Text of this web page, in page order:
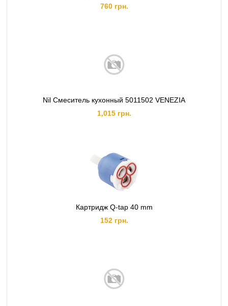
760 грн.
Nil Смеситель кухонный 5011502 VENEZIA
1,015 грн.
Картридж Q-tap 40 mm
152 грн.